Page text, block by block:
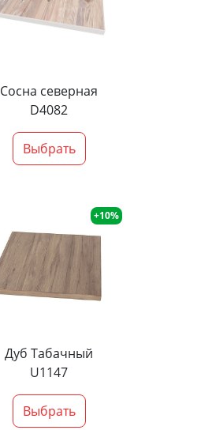
Сосна северная
D4082
Выбрать
+10%
Дуб Табачный
U1147
Выбрать